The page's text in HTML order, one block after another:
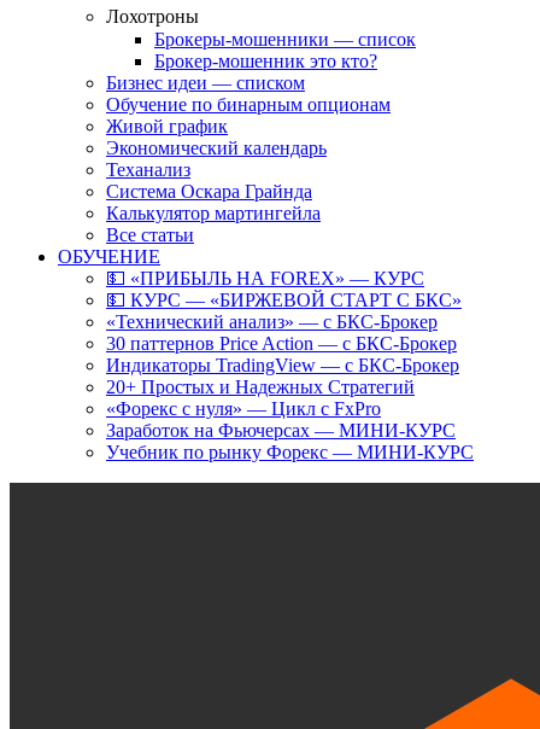
Лохотроны
Брокеры-мошенники — список
Брокер-мошенник это кто?
Бизнес идеи — списком
Обучение по бинарным опционам
Живой график
Экономический календарь
Теханализ
Система Оскара Грайнда
Калькулятор мартингейла
Все статьи
ОБУЧЕНИЕ
💵 «ПРИБЫЛЬ НА FOREX» — КУРС
💵 КУРС — «БИРЖЕВОЙ СТАРТ С БКС»
«Технический анализ» — с БКС-Брокер
30 паттернов Price Action — с БКС-Брокер
Индикаторы TradingView — с БКС-Брокер
20+ Простых и Надежных Стратегий
«Форекс с нуля» — Цикл с FxPro
Заработок на Фьючерсах — МИНИ-КУРС
Учебник по рынку Форекс — МИНИ-КУРС